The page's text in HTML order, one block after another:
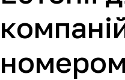
номером